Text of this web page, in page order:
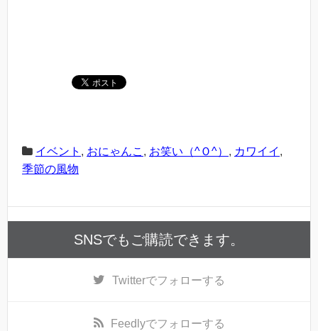
イベント , おにゃんこ , お笑い（^Ｏ^） , カワイイ ,
季節の風物
SNSでもご購読できます。
Twitterでフォローする
Feedlyでフォローする